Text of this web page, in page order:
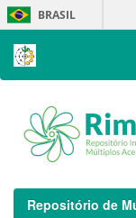
Skip
navigation
BRASIL
Repositório de